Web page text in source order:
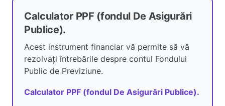
Calculator PPF (fondul De Asigurări
Publice).
Acest instrument financiar vă permite să vă
rezolvați întrebările despre contul Fondului
Public de Previziune.
Calculator PPF (fondul De Asigurări Publice).